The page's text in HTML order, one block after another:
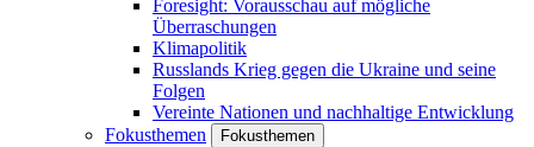
Foresight: Vorausschau auf mögliche
Überraschungen
Klimapolitik
Russlands Krieg gegen die Ukraine und seine
Folgen
Vereinte Nationen und nachhaltige Entwicklung
Fokusthemen
Fokusthemen